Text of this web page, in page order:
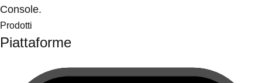
Console.
Prodotti
Piattaforme